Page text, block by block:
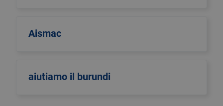
Aismac
aiutiamo il burundi